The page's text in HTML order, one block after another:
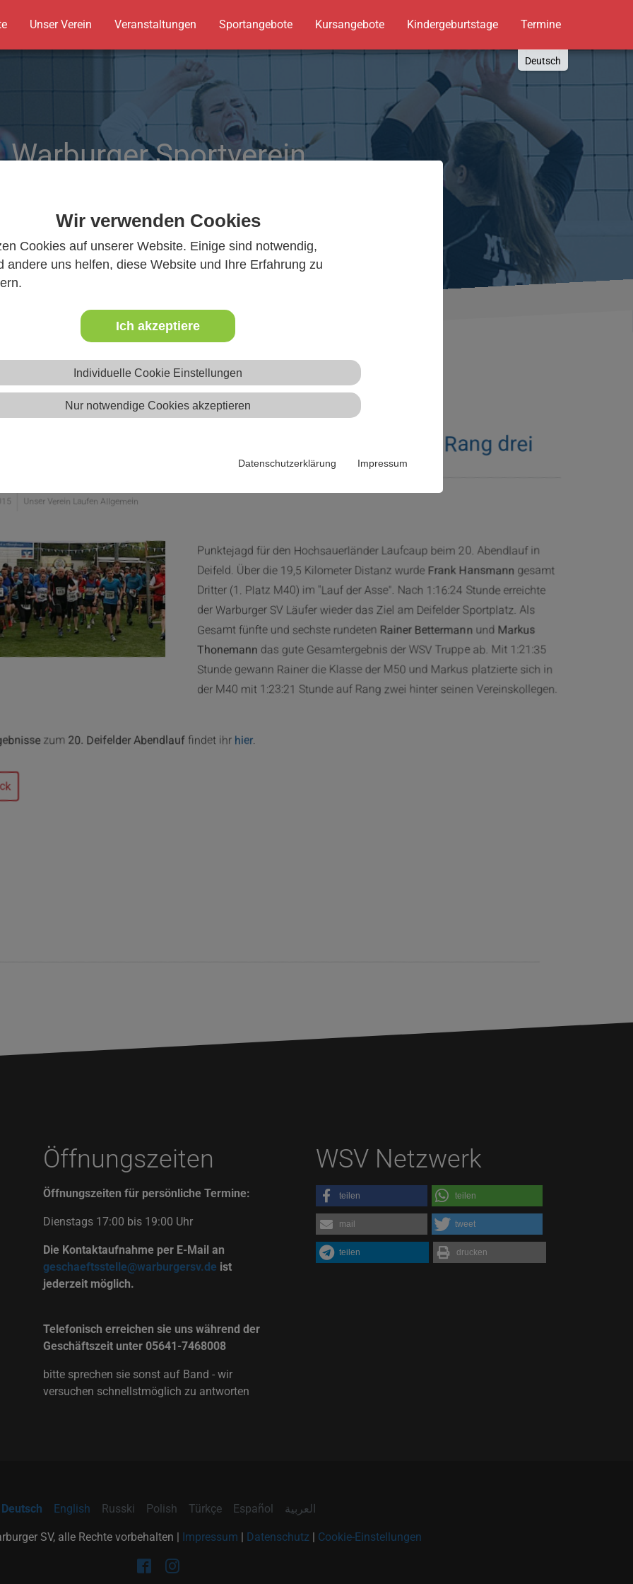
Wir verwenden Cookies
Cookies auf unserer Website. Einige sind notwendig,
andere uns helfen, diese Website und Ihre Erfahrung zu
Ich akzeptiere
Individuelle Cookie Einstellungen
Nur notwendige Cookies akzeptieren
Datenschutzerklärung Impressum
Unser Verein Veranstaltungen Sportangebote Kursangebote Kindergeburtstage Termine
Deutsch
English
Polish
Türkçe
Español
العربية
Warburger Sportverein
Hansmann beim 20. Deifelder Abendlauf auf Rang drei
Unser Verein Laufen Allgemein
Punktejagd für den Hochsauerländer Laufcaup beim 20. Abendlauf in
Deifeld. Über die 19,5 Kilometer Distanz wurde Frank Hansmanngesamt
Dritter (1. Platz M40) im "Lauf der Asse". Nach 1:16:24 Stunde erreichte
der Warburger SV Läufer wieder das Ziel am Deifelder Sportplatz. Als
Gesamt fünfte und sechste rundeten Rainer Bettermannund Markus
Thonemann das gute Gesamtergebnis der WSV Truppe ab. Mit 1:21:35
Stunde gewann Rainer die Klasse der M50 und Markus platzierte sich in
der M40 mit 1:23:21 Stunde auf Rang zwei hinter seinen Vereinskollegen.
zum 20. Deifelder Abendlauf findet ihr hier.
Öffnungszeiten
Öffnungszeiten für persönliche Termine:
Dienstags 17:00 bis 19:00 Uhr
Die Kontaktaufnahme per E-Mail an
geschaeftsstelle@warburgersv.de ist
jederzeit möglich.
Telefonisch erreichen sie uns während der
Geschäftszeit unter 05641-7468008
bitte sprechen sie sonst auf Band - wir
versuchen schnellstmöglich zu antworten
WSV Netzwerk
teilen teilen
mail tweet
teilen drucken
Deutsch English Russki Polish Türkçe Español العربية
SV, alle Rechte vorbehalten | Impressum | Datenschutz | Cookie-Einstellungen